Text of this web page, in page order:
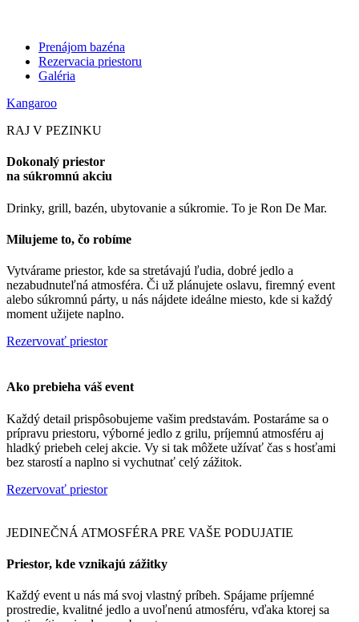
Prenájom bazéna
Rezervacia priestoru
Galéria
Kangaroo
RAJ V PEZINKU
Dokonalý priestor
na súkromnú akciu
Drinky, grill, bazén, ubytovanie a súkromie. To je Ron De Mar.
Milujeme to, čo robíme
Vytvárame priestor, kde sa stretávajú ľudia, dobré jedlo a
nezabudnuteľná atmosféra. Či už plánujete oslavu, firemný event
alebo súkromnú párty, u nás nájdete ideálne miesto, kde si každý
moment užijete naplno.
Rezervovať priestor
Ako prebieha váš event
Každý detail prispôsobujeme vašim predstavám. Postaráme sa o
prípravu priestoru, výborné jedlo z grilu, príjemnú atmosféru aj
hladký priebeh celej akcie. Vy si tak môžete užívať čas s hosťami
bez starostí a naplno si vychutnať celý zážitok.
Rezervovať priestor
JEDINEČNÁ ATMOSFÉRA PRE VAŠE PODUJATIE
Priestor, kde vznikajú zážitky
Každý event u nás má svoj vlastný príbeh. Spájame príjemné
prostredie, kvalitné jedlo a uvoľnenú atmosféru, vďaka ktorej sa